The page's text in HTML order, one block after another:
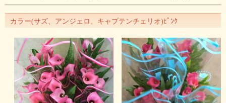
カラー(サズ、アンジェロ、キャプテンチェリオ)ﾋﾟﾝｸ